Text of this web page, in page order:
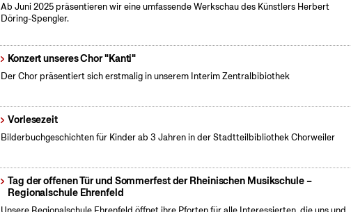
Ab Juni 2025 präsentieren wir eine umfassende Werkschau des Künstlers Herbert
Döring-Spengler.
Konzert unseres Chor "Kanti"
Der Chor präsentiert sich erstmalig in unserem Interim Zentralbibiothek
Vorlesezeit
Bilderbuchgeschichten für Kinder ab 3 Jahren in der Stadtteilbibliothek Chorweiler
Tag der offenen Tür und Sommerfest der Rheinischen Musikschule –
Regionalschule Ehrenfeld